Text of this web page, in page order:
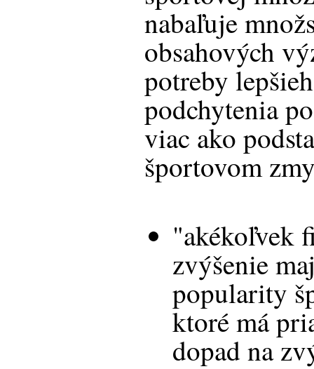
nabaľuje
obsahových
potreby
podchytenia
viac ako
športovom
"akékoľvek
zvýšenie
popularity
ktoré má
dopad na